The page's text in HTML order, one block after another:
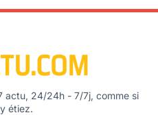
actu, 24/24h - 7/7j, comme si
étiez.